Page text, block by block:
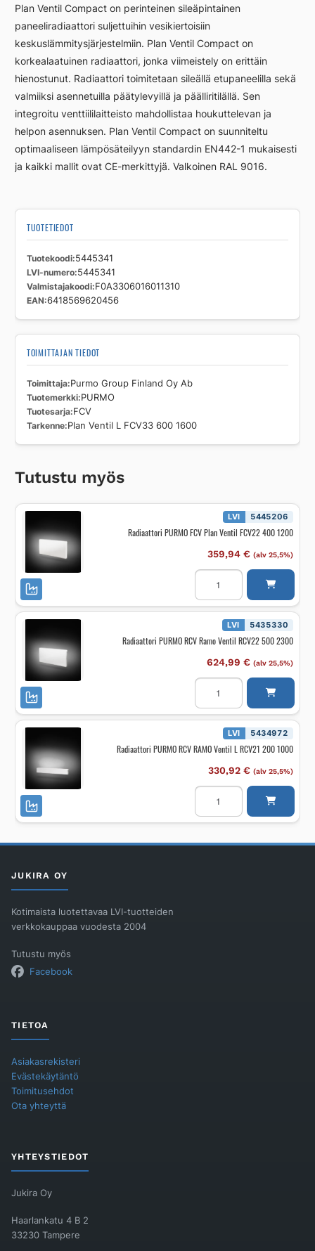
FCV33
600
1600
määrä
Plan Ventil Compact on perinteinen sileäpintainen
paneeliradiaattori suljettuihin vesikiertoisiin
keskuslämmitysjärjestelmiin. Plan Ventil Compact on
korkealaatuinen radiaattori, jonka viimeistely on erittäin
hienostunut. Radiaattori toimitetaan sileällä etupaneelilla sekä
valmiiksi asennetuilla päätylevyillä ja päälliritilällä. Sen
integroitu venttiililaitteisto mahdollistaa houkuttelevan ja
helpon asennuksen. Plan Ventil Compact on suunniteltu
optimaaliseen lämpösäteilyyn standardin EN442-1 mukaisesti
ja kaikki mallit ovat CE-merkittyjä. Valkoinen RAL 9016.
TUOTETIEDOT
Tuotekoodi 5445341
LVI-numero 5445341
Valmistajakoodi F0A3306016011310
EAN 6418569620456
TOIMITTAJAN TIEDOT
Toimittaja Purmo Group Finland Oy Ab
Tuotemerkki PURMO
Tuotesarja FCV
Tarkenne Plan Ventil L FCV33 600 1600
Tutustu myös
LVI 5445206
Radiaattori PURMO FCV Plan Ventil FCV22 400 1200
359,94 € (alv 25,5%)
Radiaattori
PURMO
Plan
Ventil
FCV22
1200
LVI 5435330
Radiaattori PURMO RCV Ramo Ventil RCV22 500 2300
624,99 € (alv 25,5%)
Radiaattori
PURMO
Ramo
Ventil
RCV22
2300
LVI 5434972
Radiaattori PURMO RCV RAMO Ventil L RCV21 200 1000
330,92 € (alv 25,5%)
Radiaattori
PURMO
RAMO
RCV21
JUKIRA OY
Kotimaista luotettavaa LVI-tuotteiden
verkkokauppaa vuodesta 2004
Tutustu myös
Facebook
TIETOA
Asiakasrekisteri
Evästekäytäntö
Toimitusehdot
Ota yhteyttä
YHTEYSTIEDOT
Jukira Oy
Haarlankatu 4 B 2
33230 Tampere